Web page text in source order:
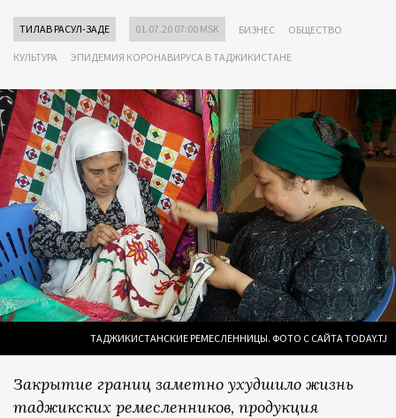
ТИЛАВ РАСУЛ-ЗАДЕ 01.07.20 07:00 MSK БИЗНЕС ОБЩЕСТВО
КУЛЬТУРА ЭПИДЕМИЯ КОРОНАВИРУСА В ТАДЖИКИСТАНЕ
ТАДЖИКИСТАНСКИЕ РЕМЕСЛЕННИЦЫ. ФОТО С САЙТА TODAY.TJ
Закрытие границ заметно ухудшило жизнь
таджикских ремесленников, продукция